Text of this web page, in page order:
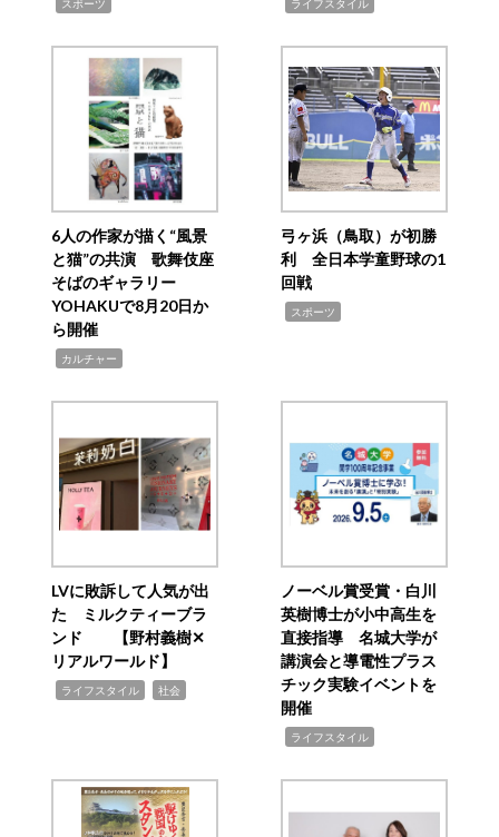
スポーツ ライフスタイル
6人の作家が描く“風景
と猫”の共演 歌舞伎座
そばのギャラリー
YOHAKUで8月20日か
ら開催
カルチャー
弓ヶ浜（鳥取）が初勝
利 全日本学童野球の1
回戦
スポーツ
LVに敗訴して人気が出
た ミルクティーブラ
ンド 【野村義樹✕
リアルワールド】
ライフスタイル 社会
ノーベル賞受賞・白川
英樹博士が小中高生を
直接指導 名城大学が
講演会と導電性プラス
チック実験イベントを
開催
ライフスタイル